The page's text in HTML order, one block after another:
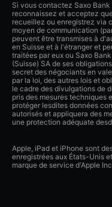
Si vous contactez Saxo
reconnaissez et acceptez
recueillez ou enregistrez via
moyen de communication
peuvent être transmises à
en Suisse et à l'étranger et
traitées par eux ou Saxo
(Suisse) SA de ses
secret des négociants en
par la loi, des autres lois et
le cadre des divulgations de
pris des mesures techniques
protéger lesdites données
autorisés et appliquera des
une protection adéquate
Apple, iPad et iPhone sont
enregistrées aux États-Unis
marque de service d'Apple